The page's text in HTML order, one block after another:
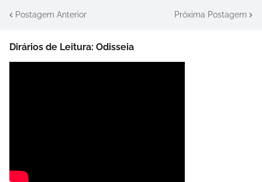
Postagem Anterior Próxima Postagem
Dirários de Leitura: Odisseia